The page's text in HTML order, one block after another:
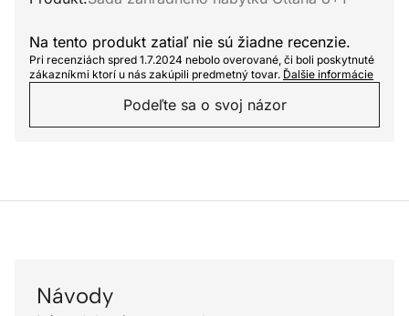
Na tento produkt zatiaľ nie sú žiadne recenzie.
Pri recenziách spred 1.7.2024 nebolo overované, či boli poskytnuté
zákazníkmi ktorí u nás zakúpili predmetný tovar. Ďalšie informácie
Podeľte sa o svoj názor
Návody